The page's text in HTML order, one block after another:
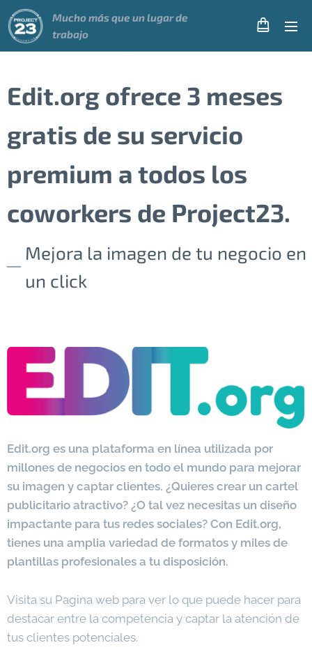
Mucho más que unlugarde
trabajo
Edit.org ofrece 3 meses
gratis de su servicio
premium a todos los
coworkers de Project23.
Mejora la imagen de tu negocio en
un click
Edit.org es una plataforma en línea utilizada por
millones de negocios en todo el mundo para mejorar
su imagen y captar clientes. ¿Quieres crear un cartel
publicitario atractivo? ¿O tal vez necesitas un diseño
impactante para tus redes sociales? Con Edit.org,
tienes una amplia variedad de formatos y miles de
plantillas profesionales a tu disposición.
Visita su Pagina web para ver lo que puede hacer para
destacar entre la competencia y captar la atención de
tus clientes potenciales.